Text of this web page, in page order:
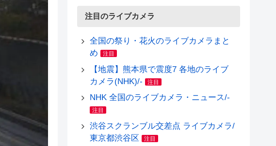
注目のライブカメラ
全国の祭り・花火のライブカメラまと
め
注目
【地震】熊本県で震度7 各地のライブ
カメラ(NHK)/-
注目
NHK 全国のライブカメラ・ニュース/-
注目
渋谷スクランブル交差点 ライブカメラ/
東京都渋谷区
注目